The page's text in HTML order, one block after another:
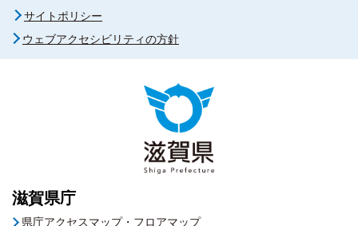
サイトポリシー
ウェブアクセシビリティの方針
滋賀県庁
県庁アクセスマップ・フロアマップ